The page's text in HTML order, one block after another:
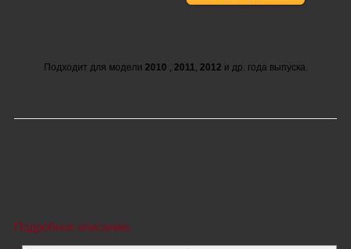
Подходит для модели 2010 , 2011, 2012 и др. года выпуска.
Подробное описание: